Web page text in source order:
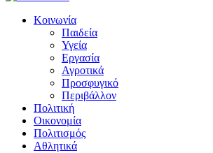
Κοινωνία
Παιδεία
Υγεία
Εργασία
Αγροτικά
Προσφυγικό
Περιβάλλον
Πολιτική
Οικονομία
Πολιτισμός
Αθλητικά